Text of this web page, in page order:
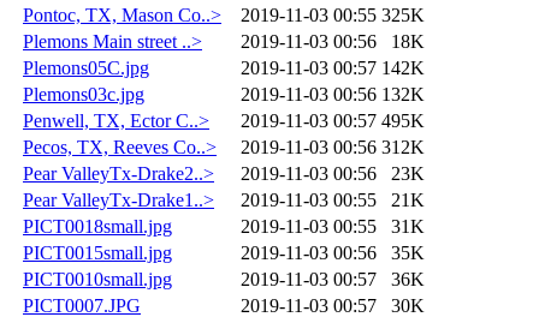
Pontoc, TX, Mason Co..>
2019-11-03 00:55 325K
Plemons Main street ..>
2019-11-03 00:56
18K
Plemons05C.jpg
2019-11-03 00:57 142K
Plemons03c.jpg
2019-11-03 00:56 132K
Penwell, TX, Ector C..>
2019-11-03 00:57 495K
Pecos, TX, Reeves Co..>
2019-11-03 00:56 312K
Pear ValleyTx-Drake2..>
2019-11-03 00:56
23K
Pear ValleyTx-Drake1..>
2019-11-03 00:55
21K
PICT0018small.jpg
2019-11-03 00:55
31K
PICT0015small.jpg
2019-11-03 00:56
35K
PICT0010small.jpg
2019-11-03 00:57
36K
PICT0007.JPG
2019-11-03 00:57
30K